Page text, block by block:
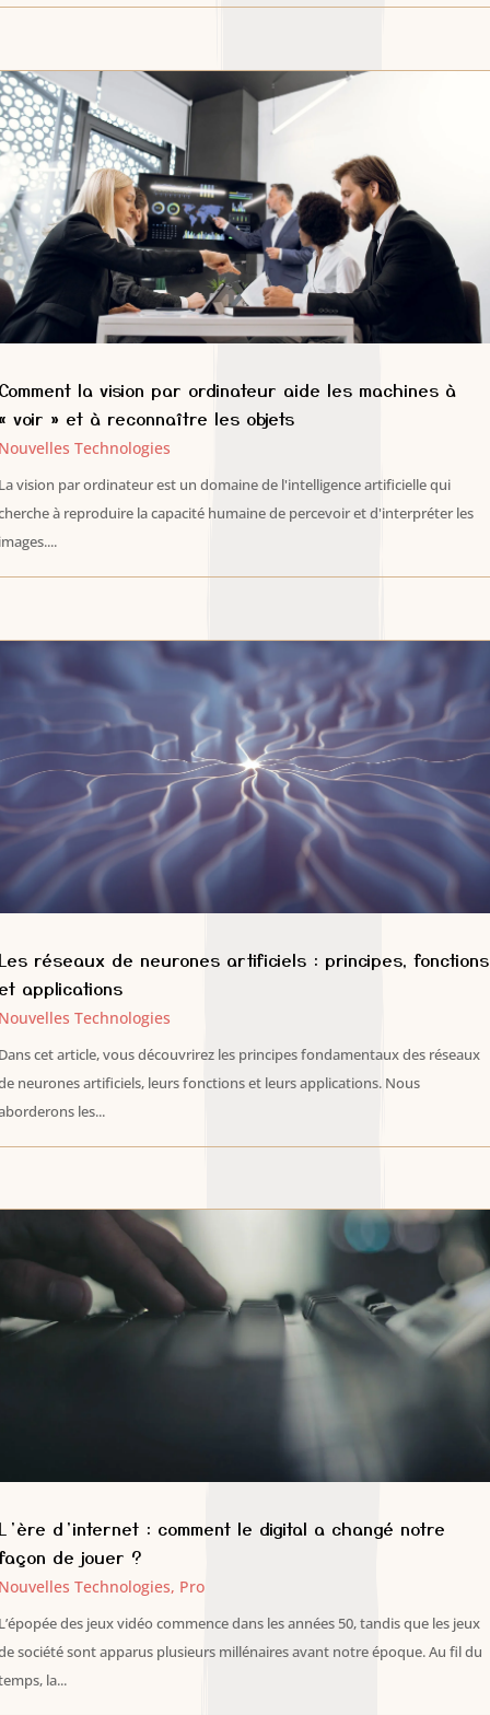
la vision par ordinateur aide les machines à
voir » et à reconnaître les objets
Technologies
vision par ordinateur est un domaine de l'intelligence artificielle qui
à reproduire la capacité humaine de percevoir et d'interpréter les
réseaux de neurones artificiels : principes, fonctions
applications
Technologies
cet article, vous découvrirez les principes fondamentaux des réseaux
neurones artificiels, leurs fonctions et leurs applications. Nous
les...
d’internet : comment le digital a changé notre
de jouer ?
Technologies, Pro
des jeux vidéo commence dans les années 50, tandis que les jeux
société sont apparus plusieurs millénaires avant notre époque. Au fil du
la...